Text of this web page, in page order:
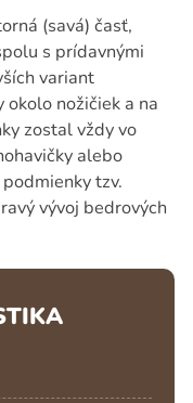
(savá) časť,
s prídavnými
variant
okolo nožičiek a na
zostal vždy vo
alebo
tzv.
vývoj bedrových